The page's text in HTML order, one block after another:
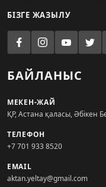
БІЗГЕ ЖАЗЫЛУ
БАЙЛАНЫС
МЕКЕН-ЖАЙ
ҚР, Астана қаласы, Әбікен
ТЕЛЕФОН
+7 701 933 8520
EMAIL
aktan.yeltay@gmail.com